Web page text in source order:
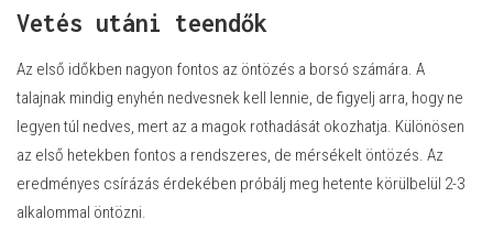
Vetés utáni teendők
Az első időkben nagyon fontos az öntözés a borsó számára. A
talajnak mindig enyhén nedvesnek kell lennie, de figyelj arra, hogy ne
legyen túl nedves, mert az a magok rothadását okozhatja. Különösen
az első hetekben fontos a rendszeres, de mérsékelt öntözés. Az
eredményes csírázás érdekében próbálj meg hetente körülbelül 2-3
alkalommal öntözni.